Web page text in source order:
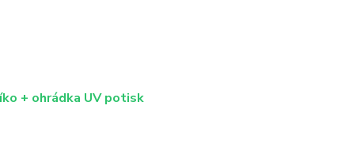
+ ohrádka UV potisk